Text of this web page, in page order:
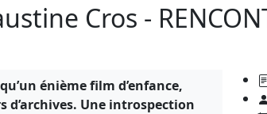
Cros -
énième film d’enfance,
d’archives. Une introspection